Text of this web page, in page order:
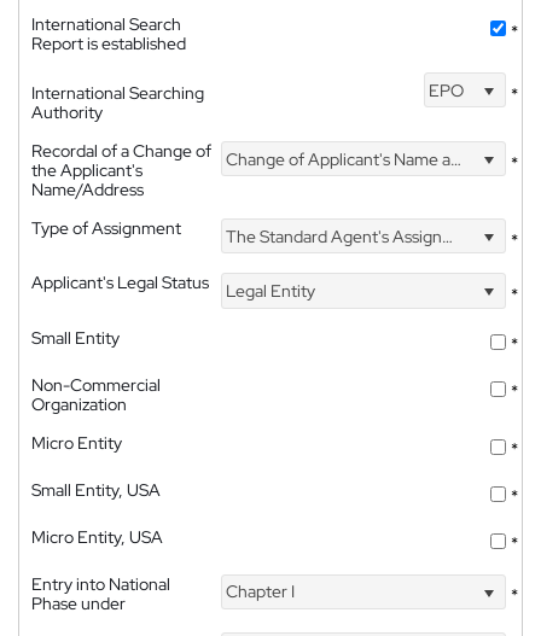
International Search
Report is established
*
International Searching
Authority
EPO *
Recordal of a Change of
the Applicant's
Name/Address
Change of Applicant's Name and Address *
Type of Assignment The Standard Agent's Assignment
*
Applicant's Legal Status
Legal Entity
*
Small Entity
*
Non-Commercial
Organization
*
Micro Entity
*
Small Entity, USA
*
Micro Entity, USA
*
Entry into National
Phase under
Chapter I *